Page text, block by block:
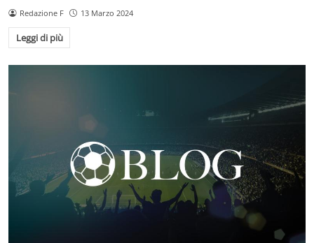
Redazione F 13 Marzo 2024
Leggi di più